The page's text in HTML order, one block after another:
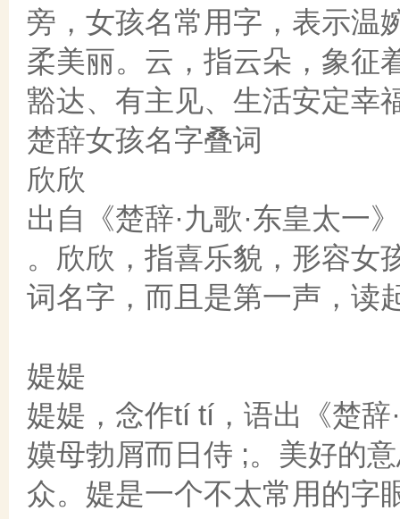
旁，女孩名常用字，表示温
柔美丽。云，指云朵，象征
豁达、有主见、生活安定幸
楚辞女孩名字叠词
欣欣
出自《楚辞·九歌·东皇太一
。欣欣，指喜乐貌，形容女
词名字，而且是第一声，读
媞媞
媞媞，念作tí tí，语出《楚辞
嫫母勃屑而日侍 ;。美好的
众。媞是一个不太常用的字